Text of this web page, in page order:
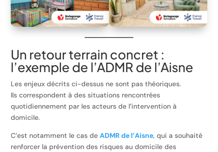
Un retour terrain concret :
l’exemple de l’ADMR de l’Aisne
Les enjeux décrits ci-dessus ne sont pas théoriques.
Ils correspondent à des situations rencontrées
quotidiennement par les acteurs de l’intervention à
domicile.
C’est notamment le cas de ADMR de l’Aisne, qui a souhaité
renforcer la prévention des risques au domicile des